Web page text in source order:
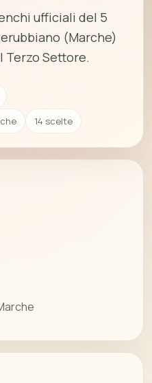
ufficiali del 5
(Marche)
Terzo Settore.
14 scelte